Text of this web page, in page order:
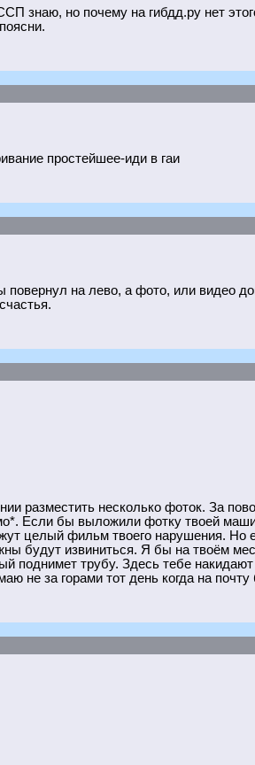
знаю, но почему на гибдд.ру нет
простейшее-иди в гаи
на лево, а фото, или видео
разместить несколько фоток. За
Если бы выложили фотку твоей
целый фильм твоего нарушения. Но
будут извиниться. Я бы на твоём
поднимет трубу. Здесь тебе
не за горами тот день когда на